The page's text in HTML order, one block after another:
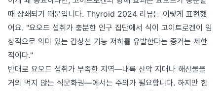
때 상쇄되기 때문입니다. Thyroid 2024 리뷰는 이렇게 표현했
어요. "요오드 섭취가 충분한 인구 집단에서 식이 고이트로겐이 임
상적으로 의미 있는 갑상선 기능 저하를 유발한다는 증거는 제한
적이다."
반대로 요오드 섭취가 부족한 지역—내륙 산악 지대나 해산물을
거의 먹지 않는 식문화권—에서는 주의가 필요합니다. 하지만 한